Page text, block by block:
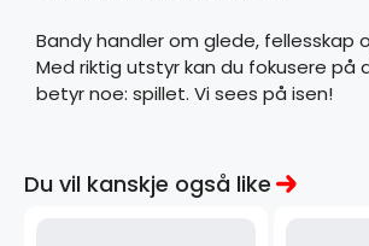
Bandy handler om glede, fellesskap
Med riktig utstyr kan du fokusere på
betyr noe: spillet. Vi sees på isen!
Du vil kanskje også like